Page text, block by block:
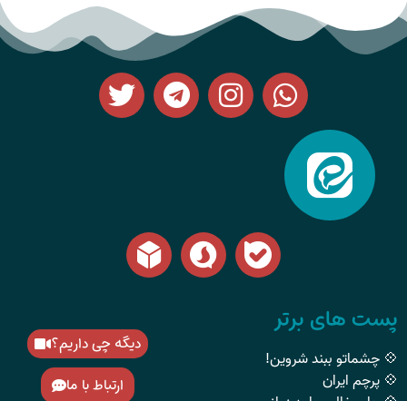
پست های برتر
💠 چشماتو ببند شروین!
💠 پرچم ایران
دیگه چی داریم؟
ارتباط با ما